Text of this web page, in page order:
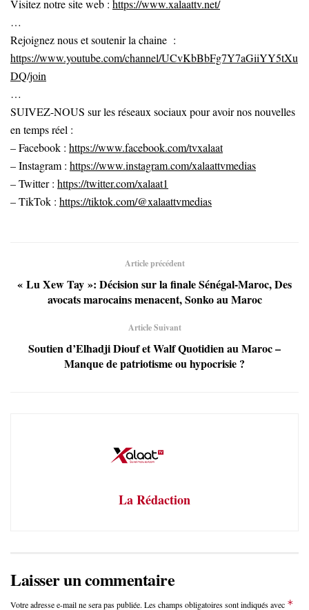
Visitez notre site web : https://www.xalaattv.net/
…
Rejoignez nous et soutenir la chaine :
https://www.youtube.com/channel/UCvKbBbFg7Y7aGiiYY5tXu
DQ/join
…
SUIVEZ-NOUS sur les réseaux sociaux pour avoir nos nouvelles
en temps réel :
– Facebook : https://www.facebook.com/tvxalaat
– Instagram : https://www.instagram.com/xalaattvmedias
– Twitter : https://twitter.com/xalaat1
– TikTok : https://tiktok.com/@xalaattvmedias
Article précédent
« Lu Xew Tay »: Décision sur la finale Sénégal-Maroc, Des
avocats marocains menacent, Sonko au Maroc
Article Suivant
Soutien d’Elhadji Diouf et Walf Quotidien au Maroc –
Manque de patriotisme ou hypocrisie ?
La Rédaction
Laisser un commentaire
Votre adresse e-mail ne sera pas publiée. Les champs obligatoires sont indiqués avec *